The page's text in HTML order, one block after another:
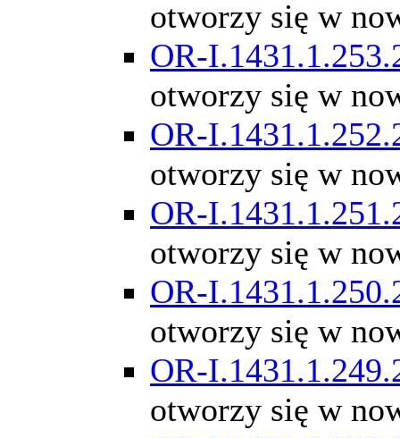
otworzy się w
OR-
otworzy się w
OR-
otworzy się w
OR-
otworzy się w
OR-
otworzy się w
OR-
otworzy się w